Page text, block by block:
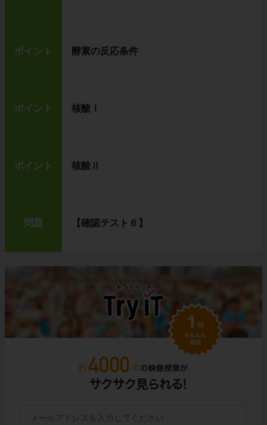
ポイント 酵素の反応条件
ポイント 核酸Ⅰ
ポイント 核酸Ⅱ
問題 【確認テスト６】